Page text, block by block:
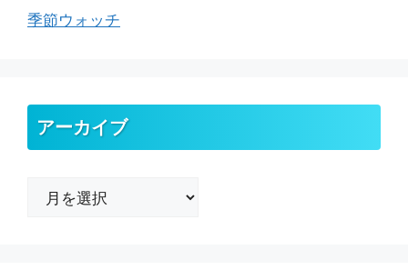
季節ウォッチ
アーカイブ